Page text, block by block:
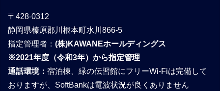
〒428-0312
静岡県榛原郡川根本町水川866-5
指定管理者： (株)KAWANEホールディングス
※2021年度（令和3年）から指定管理
通話環境： 宿泊棟、緑の伝習館にフリーWi-Fiは完備して
おりますが、SoftBankは電波状況が良くありません